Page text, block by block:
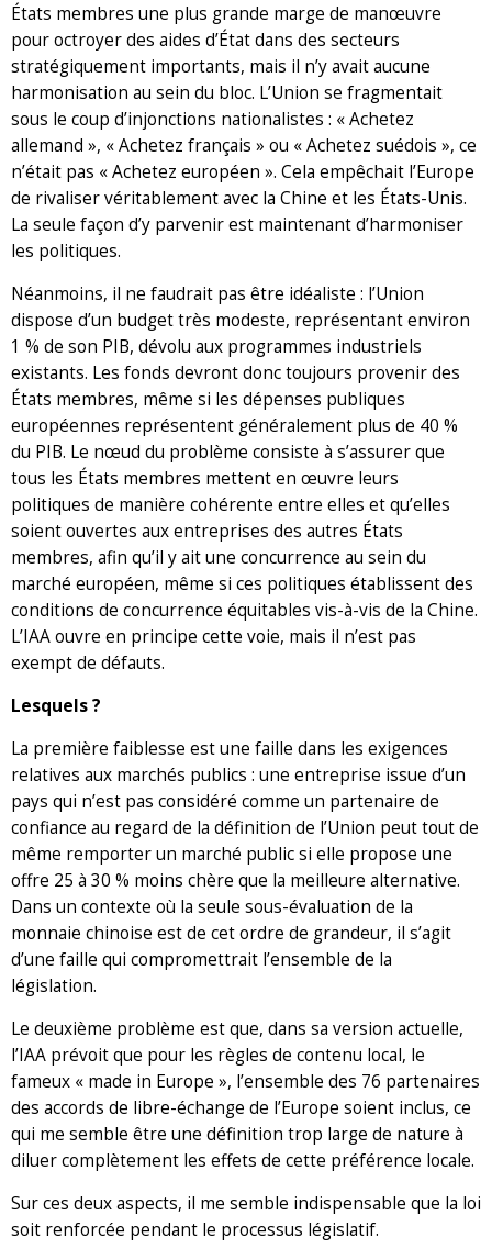
États membres une plus grande marge de manœuvre
pour octroyer des aides d’État dans des secteurs
stratégiquement importants, mais il n’y avait aucune
harmonisation au sein du bloc. L’Union se fragmentait
sous le coup d’injonctions nationalistes : « Achetez
allemand », « Achetez français » ou « Achetez suédois », ce
n’était pas « Achetez européen ». Cela empêchait l’Europe
de rivaliser véritablement avec la Chine et les États-Unis.
La seule façon d’y parvenir est maintenant d’harmoniser
les politiques.
Néanmoins, il ne faudrait pas être idéaliste : l’Union
dispose d’un budget très modeste, représentant environ
1 % de son PIB, dévolu aux programmes industriels
existants. Les fonds devront donc toujours provenir des
États membres, même si les dépenses publiques
européennes représentent généralement plus de 40 %
du PIB. Le nœud du problème consiste à s’assurer que
tous les États membres mettent en œuvre leurs
politiques de manière cohérente entre elles et qu’elles
soient ouvertes aux entreprises des autres États
membres, afin qu’il y ait une concurrence au sein du
marché européen, même si ces politiques établissent des
conditions de concurrence équitables vis-à-vis de la Chine.
L’IAA ouvre en principe cette voie, mais il n’est pas
exempt de défauts.
Lesquels ?
La première faiblesse est une faille dans les exigences
relatives aux marchés publics : une entreprise issue d’un
pays qui n’est pas considéré comme un partenaire de
confiance au regard de la définition de l’Union peut tout de
même remporter un marché public si elle propose une
offre 25 à 30 % moins chère que la meilleure alternative.
Dans un contexte où la seule sous-évaluation de la
monnaie chinoise est de cet ordre de grandeur, il s’agit
d’une faille qui compromettrait l’ensemble de la
législation.
Le deuxième problème est que, dans sa version actuelle,
l’IAA prévoit que pour les règles de contenu local, le
fameux « made in Europe », l’ensemble des 76 partenaires
des accords de libre-échange de l’Europe soient inclus, ce
qui me semble être une définition trop large de nature à
diluer complètement les effets de cette préférence locale.
Sur ces deux aspects, il me semble indispensable que la loi
soit renforcée pendant le processus législatif.